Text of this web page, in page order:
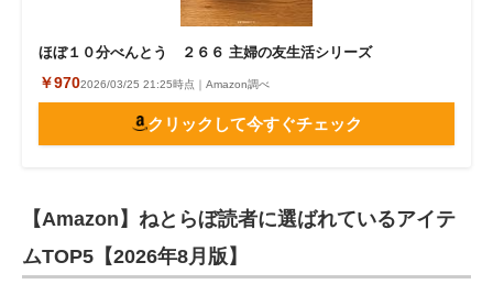
ほぼ１０分べんとう ２６６ 主婦の友生活シリーズ
￥9702026/03/25 21:25時点｜Amazon調べ
クリックして今すぐチェック
【Amazon】ねとらぼ読者に選ばれているアイテ
ムTOP5【2026年8月版】